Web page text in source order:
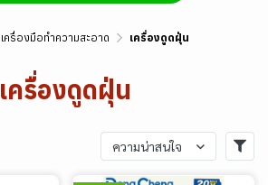
เครื่องมือทำความสะอาด เครื่องดูดฝุ่น
เครื่องดูดฝุ่น
ความน่าสนใจ